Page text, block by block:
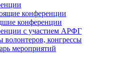
конференции
конференции
с участием АРФГ
конгрессы
мероприятий